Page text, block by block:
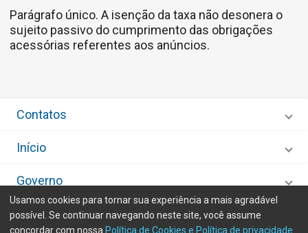
Parágrafo único. A isenção da taxa não desonera o
sujeito passivo do cumprimento das obrigações
acessórias referentes aos anúncios.
Contatos
Início
Governo
Desenvolvido porIMA - Informática de Municípios Associados
Usamos cookies para tornar sua experiência a mais agradável
possível. Se continuar navegando neste site, você assume
concordar com nossa Política de Cookies e Política de privacidade
Olá! Posso te ajudar?